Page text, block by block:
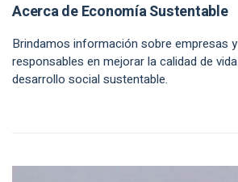
Acerca de Economía Sustentable
Brindamos información sobre empresas
responsables en mejorar la calidad de
desarrollo social sustentable.